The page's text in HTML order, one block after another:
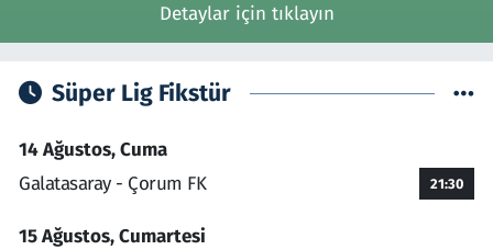
Detaylar için tıklayın
Süper Lig Fikstür
14 Ağustos, Cuma
Galatasaray - Çorum FK
21:30
15 Ağustos, Cumartesi